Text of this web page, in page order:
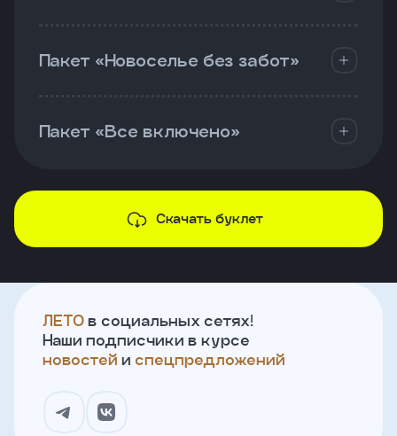
Пакет «Новоселье без забот»
Пакет «Все включено»
Скачать буклет
ЛЕТО в социальных сетях!
Наши подписчики в курсе
новостей и спецпредложений